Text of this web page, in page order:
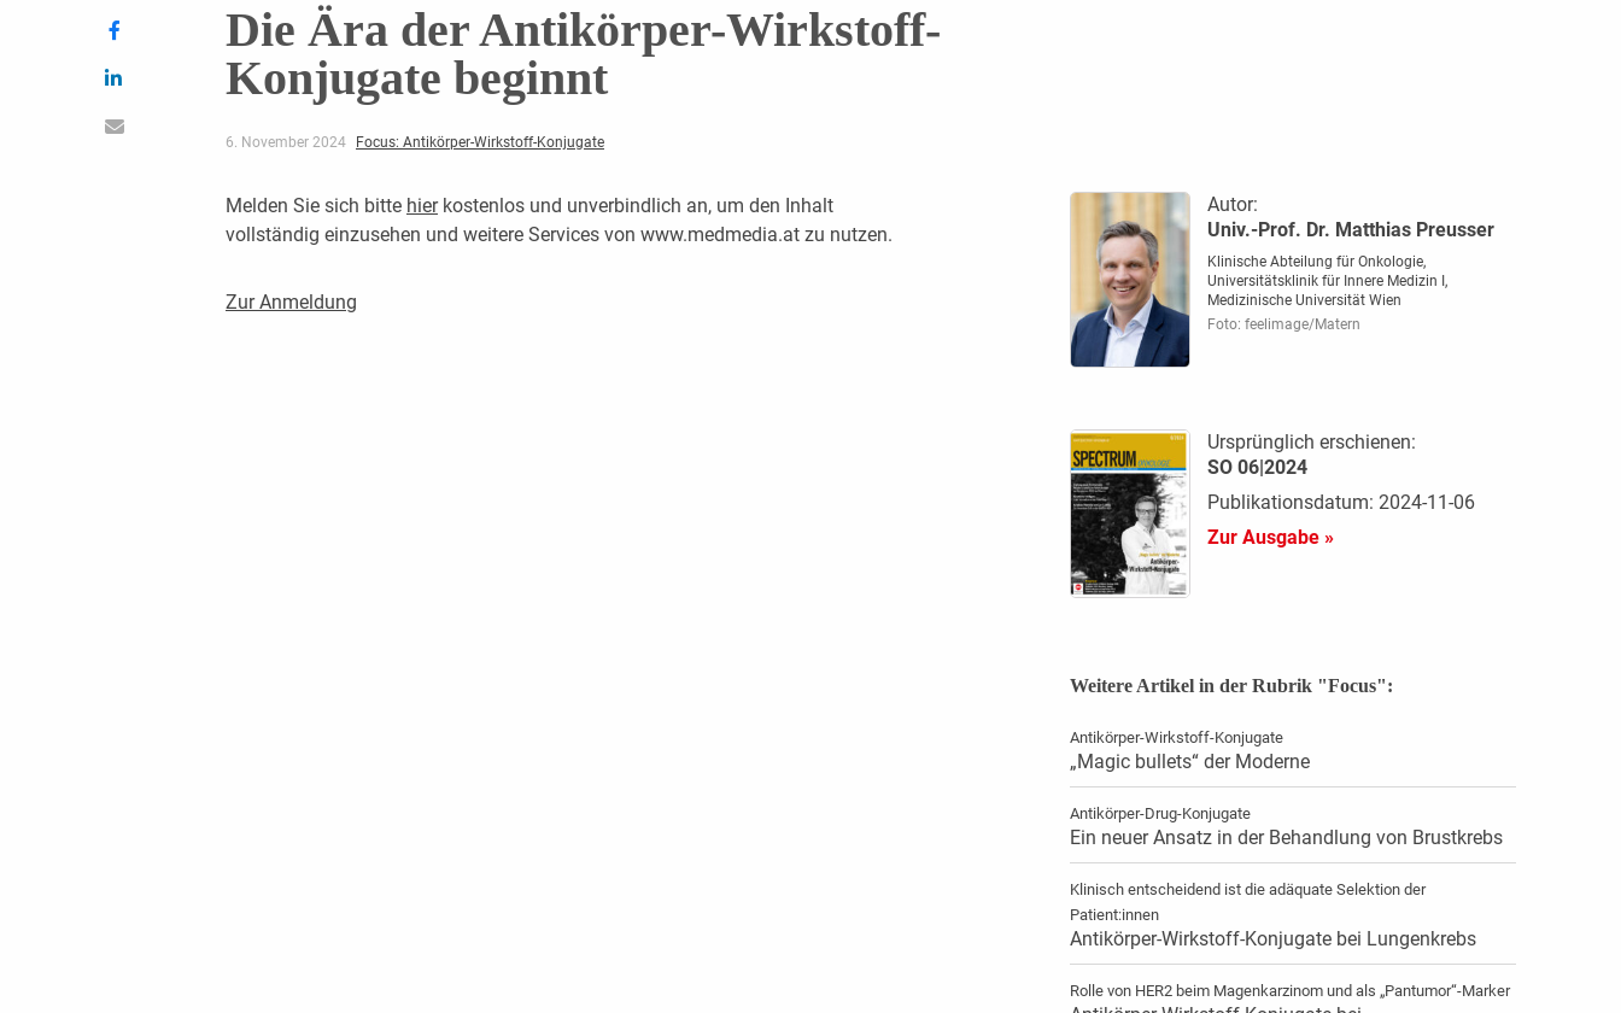
Die Ära der Antikörper-Wirkstoff-
Konjugate beginnt
6. November 2024 Focus: Antikörper-Wirkstoff-Konjugate
Melden Sie sich bitte hierkostenlos und unverbindlich an, um den Inhalt
vollständig einzusehen und weitere Services von www.medmedia.at zu nutzen.
Zur Anmeldung
Autor:
Univ.-Prof. Dr. Matthias Preusser
Klinische Abteilung für Onkologie,
Universitätsklinik für Innere Medizin I,
Medizinische Universität Wien
Foto: feelimage/Matern
Ursprünglich erschienen:
SO 06|2024
Publikationsdatum: 2024-11-06
Zur Ausgabe »
Weitere Artikel in der Rubrik "Focus":
Antikörper-Wirkstoff-Konjugate
„Magic bullets“ der Moderne
Antikörper-Drug-Konjugate
Ein neuer Ansatz in der Behandlung von Brustkrebs
Klinisch entscheidend ist die adäquate Selektion der
Patient:innen
Antikörper-Wirkstoff-Konjugate bei Lungenkrebs
Rolle von HER2 beim Magenkarzinom und als „Pantumor“-Marker